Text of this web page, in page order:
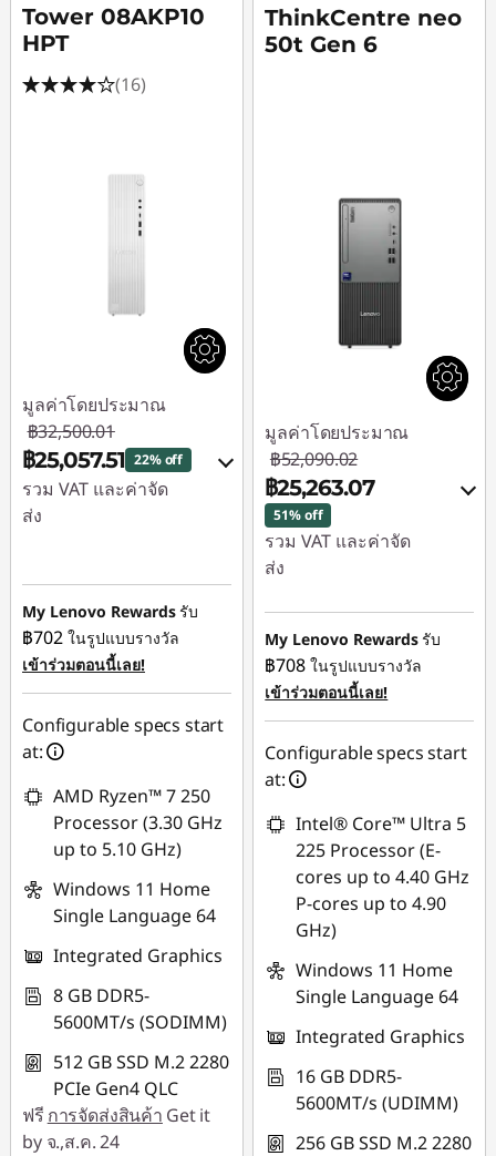
Tower 08AKP10
HPT
(16)
มูลค่าโดยประมาณ
฿32,500.01
฿25,057.51 22% off
รวม VAT และค่าจัด
ส่ง
฿7,442.50
ใช้ eCoupon :
88SALETH
My Lenovo Rewardsรับ
฿702 ในรูปแบบรางวัล
เข้าร่วมตอนนี้เลย!
Configurable specs start
at:
AMD Ryzen™ 7 250
Processor (3.30 GHz
up to 5.10 GHz)
Windows 11 Home
Single Language 64
Integrated Graphics
8 GB DDR5-
5600MT/s (SODIMM)
512 GB SSD M.2 2280
PCIe Gen4 QLC
ฟรี การจัดส่งสินค้า Get it
by จ.,ส.ค. 24
ThinkCentre neo
50t Gen 6
มูลค่าโดยประมาณ
฿52,090.02
฿25,263.07
51% off
รวม VAT และค่าจัด
ส่ง
ประหยัดทันที :-
฿26,331.79
การประหยัด
eCoupon :-฿495.16
ใช้ eCoupon :
88SALETH
My Lenovo Rewardsรับ
฿708 ในรูปแบบรางวัล
เข้าร่วมตอนนี้เลย!
Configurable specs start
at:
Intel® Core™ Ultra 5
225 Processor (E-
cores up to 4.40 GHz
P-cores up to 4.90
GHz)
Windows 11 Home
Single Language 64
Integrated Graphics
16 GB DDR5-
5600MT/s (UDIMM)
256 GB SSD M.2 2280